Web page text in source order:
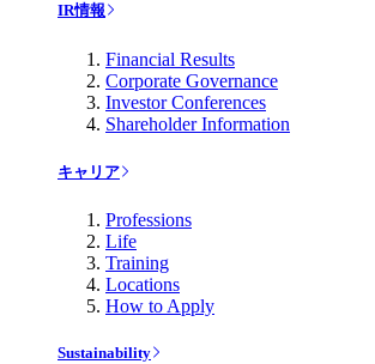
IR情報
Financial Results
Corporate Governance
Investor Conferences
Shareholder Information
キャリア
Professions
Life
Training
Locations
How to Apply
Sustainability